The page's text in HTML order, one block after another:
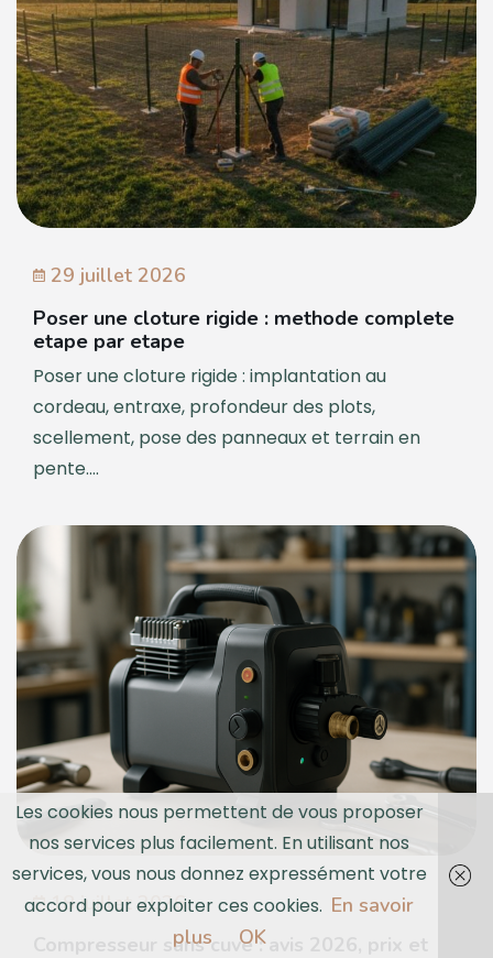
29 juillet 2026
Poser une cloture rigide : methode complete
etape par etape
Poser une cloture rigide : implantation au
cordeau, entraxe, profondeur des plots,
scellement, pose des panneaux et terrain en
pente....
18 juillet 2026
Compresseur sans cuve : avis 2026, prix et
Les cookies nous permettent de vous proposer
nos services plus facilement. En utilisant nos
services, vous nous donnez expressément votre
accord pour exploiter ces cookies. En savoir
plus
OK